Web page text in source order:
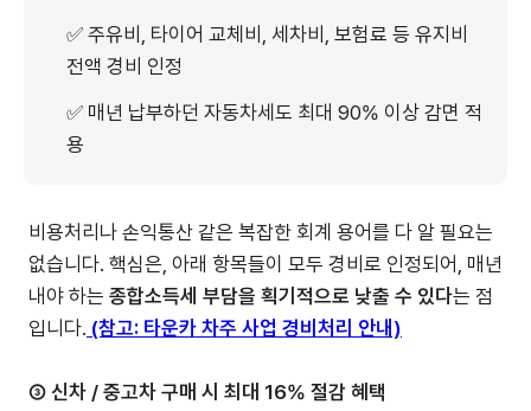
✅ 주유비, 타이어 교체비, 세차비, 보험료 등 유지비
전액 경비 인정
✅ 매년 납부하던 자동차세도 최대 90% 이상 감면 적
용
비용처리나 손익통산 같은 복잡한 회계 용어를 다 알 필요는
없습니다. 핵심은, 아래 항목들이 모두 경비로 인정되어, 매년
내야 하는 종합소득세 부담을 획기적으로 낮출 수 있다는 점
입니다. (참고: 타운카 차주 사업 경비처리 안내)
③ 신차 / 중고차 구매 시 최대 16% 절감 혜택